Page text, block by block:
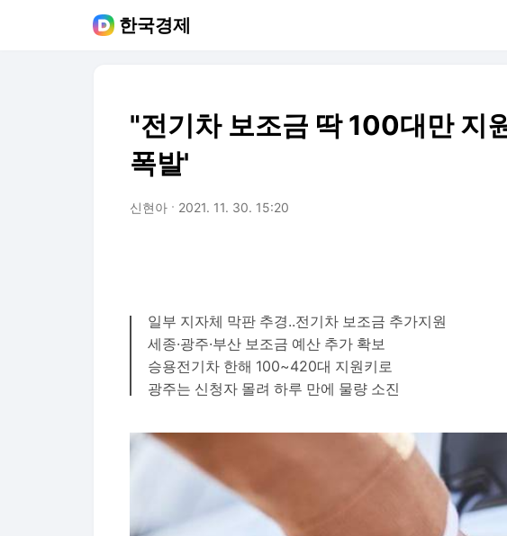
한국경제
"전기차 보조금 딱 100대만 지
폭발'
신현아 2021. 11. 30. 15:20
일부 지자체 막판 추경..전기차 보조금 추가지원
세종·광주·부산 보조금 예산 추가 확보
승용전기차 한해 100~420대 지원키로
광주는 신청자 몰려 하루 만에 물량 소진